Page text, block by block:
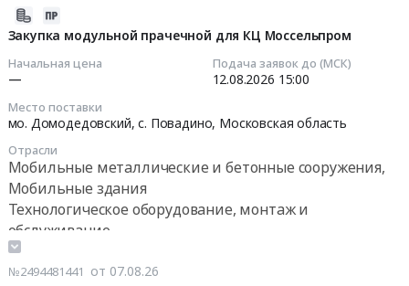
Закупка модульной прачечной для КЦ Моссельпром
Начальная цена
—
Подача заявок до (МСК)
12.08.2026 15:00
Место поставки
мо. Домодедовский, с. Повадино, Московская область
Отрасли
Мобильные металлические и бетонные сооружения,
Мобильные здания
Технологическое оборудование, монтаж и
обслуживание
№2494481441 от 07.08.26